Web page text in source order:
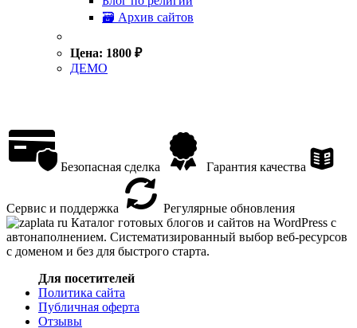
🗃 Архив сайтов
Цена: 1800 ₽
ДЕМО
Безопасная сделка Гарантия качества
Сервис и поддержка
Регулярные обновления
Каталог готовых блогов и сайтов на WordPress с
автонаполнением. Систематизированный выбор веб-ресурсов
с доменом и без для быстрого старта.
Для посетителей
Политика сайта
Публичная оферта
Отзывы